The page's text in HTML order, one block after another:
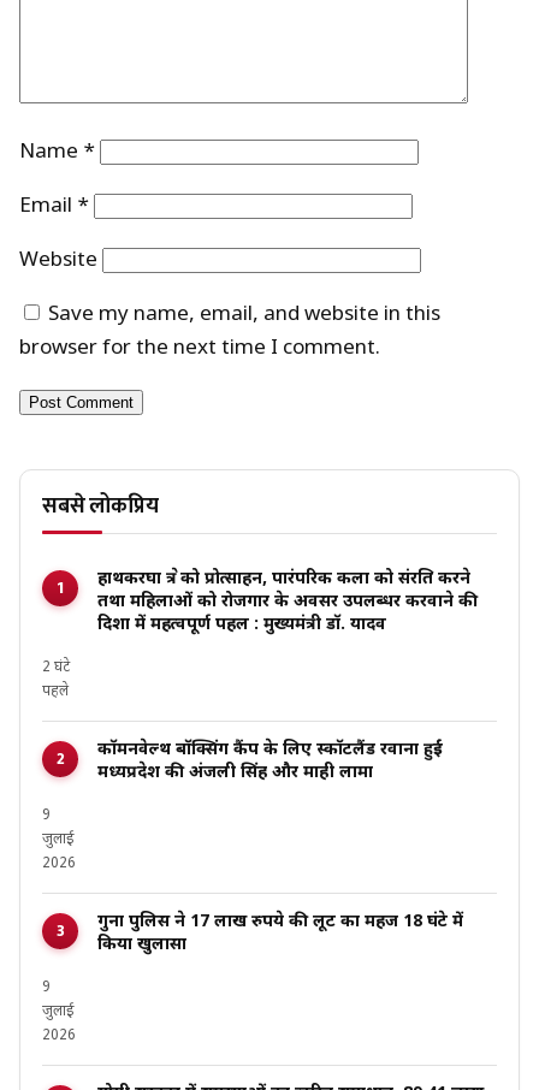
Name *
Email *
Website
Save my name, email, and website in this
browser for the next time I comment.
सबसे लोकप्रिय
हाथकरघा क्षेत्र को प्रोत्साहन, पारंपरिक कला को संरक्षित करने
तथा महिलाओं को रोजगार के अवसर उपलब्धर करवाने की
दिशा में महत्वपूर्ण पहल : मुख्यमंत्री डॉ. यादव
2 घंटे
पहले
कॉमनवेल्थ बॉक्सिंग कैंप के लिए स्कॉटलैंड रवाना हुईं
मध्यप्रदेश की अंजली सिंह और माही लामा
9
जुलाई
2026
गुना पुलिस ने 17 लाख रुपये की लूट का महज 18 घंटे में
किया खुलासा
9
जुलाई
2026